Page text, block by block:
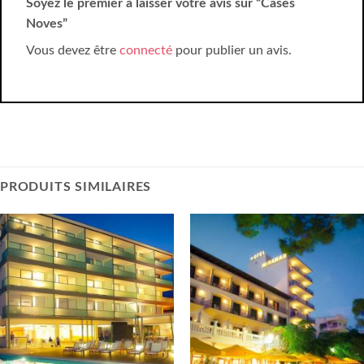
Soyez le premier à laisser votre avis sur “Cases
Noves”
Vous devez être connecté pour publier un avis.
PRODUITS SIMILAIRES